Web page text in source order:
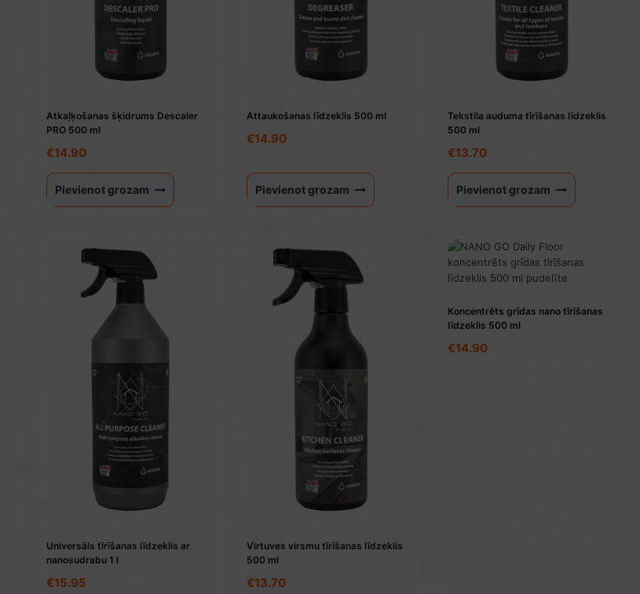
Atkaļķošanas šķidrums Descaler
PRO 500 ml
€14.90
Pievienot grozam
Attaukošanas līdzeklis 500 ml
€14.90
Pievienot grozam
Tekstila auduma tīrīšanas līdzeklis
500 ml
€13.70
Pievienot grozam
Universāls tīrīšanas līdzeklis ar
nanosudrabu 1 l
€15.95
Virtuves virsmu tīrīšanas līdzeklis
500 ml
€13.70
Koncentrēts grīdas nano tīrīšanas
līdzeklis 500 ml
€14.90